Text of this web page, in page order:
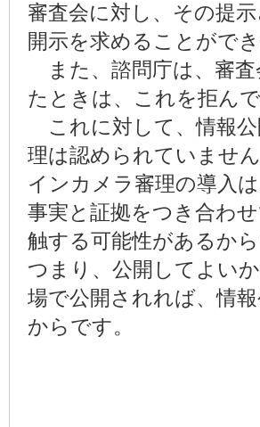
審査会に対し、その提
開示を求めることがで
また、諮問庁は、審
たときは、これを拒ん
これに対して、情報
理は認められていません
インカメラ審理の導入
事実と証拠をつき合わ
触する可能性があるから
つまり、公開してよい
場で公開されれば、情
からです。